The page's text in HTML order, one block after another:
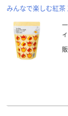
みんなで楽しむ紅茶